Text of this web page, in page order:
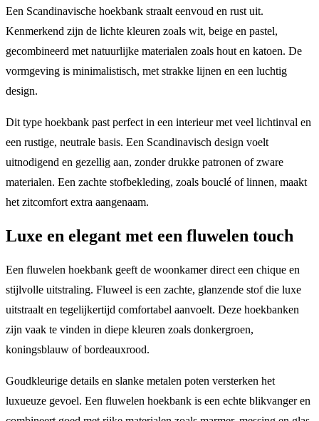
Een Scandinavische hoekbank straalt eenvoud en rust uit.
Kenmerkend zijn de lichte kleuren zoals wit, beige en pastel,
gecombineerd met natuurlijke materialen zoals hout en katoen. De
vormgeving is minimalistisch, met strakke lijnen en een luchtig
design.
Dit type hoekbank past perfect in een interieur met veel lichtinval en
een rustige, neutrale basis. Een Scandinavisch design voelt
uitnodigend en gezellig aan, zonder drukke patronen of zware
materialen. Een zachte stofbekleding, zoals bouclé of linnen, maakt
het zitcomfort extra aangenaam.
Luxe en elegant met een fluwelen touch
Een fluwelen hoekbank geeft de woonkamer direct een chique en
stijlvolle uitstraling. Fluweel is een zachte, glanzende stof die luxe
uitstraalt en tegelijkertijd comfortabel aanvoelt. Deze hoekbanken
zijn vaak te vinden in diepe kleuren zoals donkergroen,
koningsblauw of bordeauxrood.
Goudkleurige details en slanke metalen poten versterken het
luxueuze gevoel. Een fluwelen hoekbank is een echte blikvanger en